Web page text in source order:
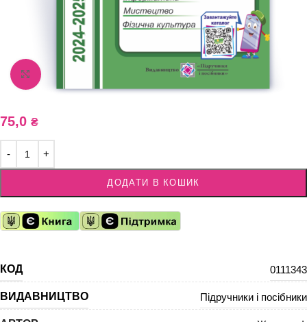
Збільшити зображення
75,0 ₴
ДОДАТИ В КОШИК
КОД 0111343
ВИДАВНИЦТВО Підручники і посібники